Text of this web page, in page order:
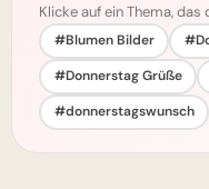
Klicke auf ein Thema,
#Blumen Bilder
#Donnerstag Grüße
#donnerstagswunsch